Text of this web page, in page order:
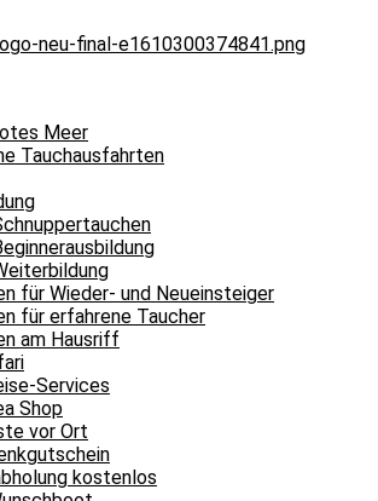
Meer
Tauchausfahrten
für Wieder- und Neueinsteiger
für erfahrene Taucher
am Hausriff
Services
Shop
vor Ort
kostenlos